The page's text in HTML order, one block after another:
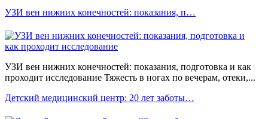
УЗИ вен нижних конечностей: показания, п…
УЗИ вен нижних конечностей: показания, подготовка и как
проходит исследование Тяжесть в ногах по вечерам, отеки,...
Детский медицинский центр: 20 лет заботы…